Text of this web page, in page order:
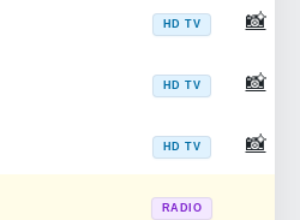
HD TV 📸
HD TV 📸
HD TV 📸
RADIO